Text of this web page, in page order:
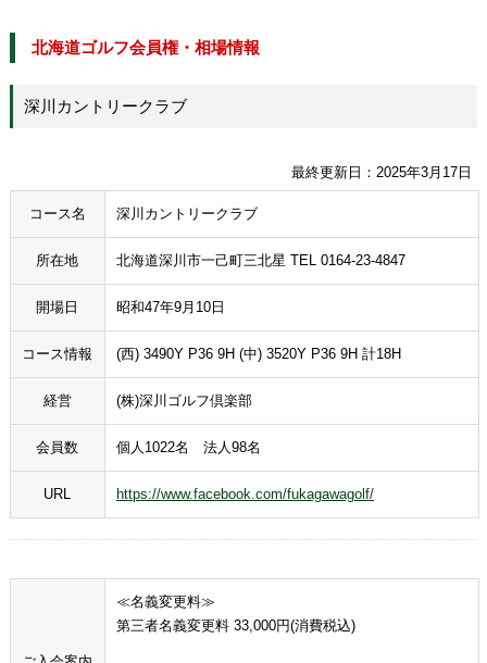
北海道ゴルフ会員権・相場情報
深川カントリークラブ
最終更新日：2025年3月17日
コース名 深川カントリークラブ
所在地 北海道深川市一己町三北星 TEL 0164-23-4847
開場日 昭和47年9月10日
コース情報 (西) 3490Y P36 9H (中) 3520Y P36 9H 計18H
経営 (株)深川ゴルフ倶楽部
会員数 個人1022名 法人98名
URL https://www.facebook.com/fukagawagolf/
≪名義変更料≫
第三者名義変更料 33,000円(消費税込)